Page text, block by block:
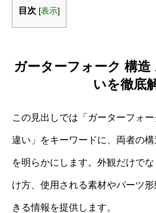
目次 [表示]
ガーターフォーク 構
いを徹底
この見出しでは「ガーターフォ
違い」をキーワードに、両者の
を明らかにします。外観だけで
け方、使用される素材やパーツ
きる情報を提供します。